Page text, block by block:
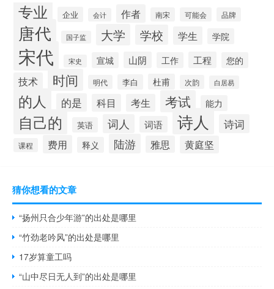
专业 企业 会计 作者 南宋 可能会 品牌
唐代 国子监 大学 学校 学生 学院
宋代 宋史 宣城 山阴 工作 工程 您的
技术 时间 明代 李白 杜甫 次韵 白居易
的人 的是 科目 考生 考试 能力
自己的 英语 词人 词语 诗人 诗词
课程 费用 释义 陆游 雅思 黄庭坚
猜你想看的文章
“扬州只合少年游”的出处是哪里
“竹劲老吟风”的出处是哪里
17岁算童工吗
“山中尽日无人到”的出处是哪里